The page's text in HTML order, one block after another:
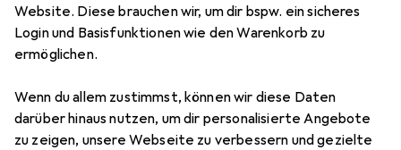
Website. Diese brauchen wir, um dir bspw. ein sicheres
Login und Basisfunktionen wie den Warenkorb zu
ermöglichen.
Wenn du allem zustimmst, können wir diese Daten
darüber hinaus nutzen, um dir personalisierte Angebote
zu zeigen, unsere Webseite zu verbessern und gezielte
WalimexAluminium TELESKOP
Auslegearm 40-90cm
Schutzfolie
Preis in EUR inkl. MwSt.
EUR
23,50